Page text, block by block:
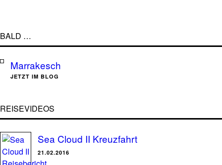
BALD …
Marrakesch
JETZT IM BLOG
REISEVIDEOS
Sea Cloud II Kreuzfahrt
21.02.2016